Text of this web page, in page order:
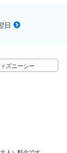
日
ズニーシー